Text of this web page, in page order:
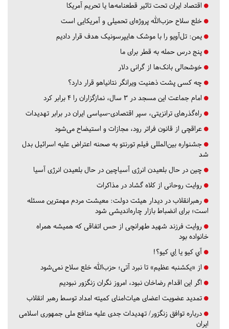
اقتصاد ایران تحت تاثیر قطعنامه‌ها یا تحریم‌ آمریکا
خلع سلاح حزب‌الله پروژه‌ای تحمیلی و آمریکایی است
یمن: تل‌آویو را با موشک هایپرسونیک هدف قرار دادیم
پنج درس‌ حمله به قطر برای ما
خوشحالی بانک‌ها از گرانی دلار
چه کسی پشت ذهنیت ویرانگر نتانیاهو قرار دارد؟
امام جماعت این مسجد در ۳ سال، نمازگزاران را ۴ برابر کرد
راه‌گذرهای ترانزیتی، سپر اقتصادی-سیاسی ایران در برابر تهدیدات
عراقچی از قانون فراتر رود، مجازات و استیضاح می‌شود
جشنواره بین‌المللی فیلم تورنتو به صحنه اعتراض علیه اسرائیل بدل
شد
چین در حال بلعیدن انرژی آسیاچین در حال بلعیدن انرژی آسیا
روایت روحانی از کلاه گشاد در مذاکرات
رهبرانقلاب در دیدار هیئت دولت: معیشت مردم مهمترین مسئله
است؛ برای انضباط بازار چاره‌اندیشی شود
روایت فرزند شهید طهرانچی از حس اتفاقی که همیشه همراه
خانواده بود
آي كيو يا اِي كيو؟!
از «یکشنبه عظیم» تا نبرد آتی؛ حزب‌الله خلع سلاح نمی‌شود
اگر این اقدام رضاخان نبود، امروز نگران زنگزور نبودیم
تمدید عضویت اعضای هیات‌امنای کمیته امداد توسط رهبر انقلاب
درباره توافق زنگزور/ تهدیدات جدی علیه منافع ملی جمهوری اسلامی
ایران